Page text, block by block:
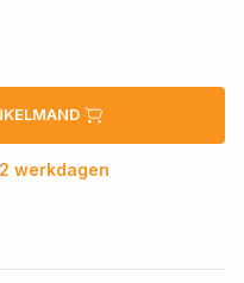
werkdagen